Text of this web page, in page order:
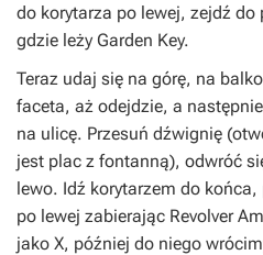
do korytarza po lewej, zejdź
gdzie leży Garden Key.
Teraz udaj się na górę, na
faceta, aż odejdzie, a
na ulicę. Przesuń dźwignię
jest plac z fontanną), odwróć
lewo. Idź korytarzem do
po lewej zabierając Revolver
jako X, później do niego